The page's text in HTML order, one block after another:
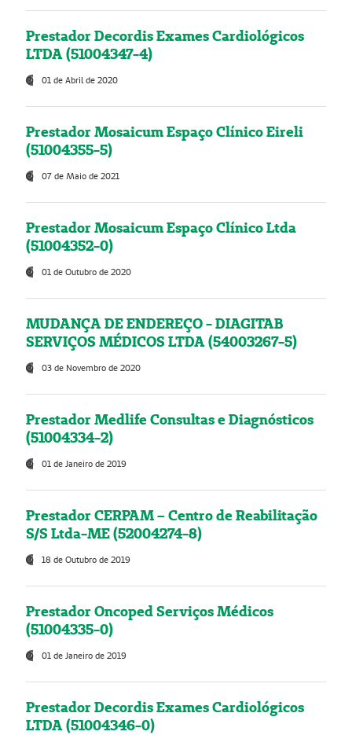
Prestador Decordis Exames Cardiológicos
LTDA (51004347-4)
01 de Abril de 2020
Prestador Mosaicum Espaço Clínico Eireli
(51004355-5)
07 de Maio de 2021
Prestador Mosaicum Espaço Clínico Ltda
(51004352-0)
01 de Outubro de 2020
MUDANÇA DE ENDEREÇO - DIAGITAB
SERVIÇOS MÉDICOS LTDA (54003267-5)
03 de Novembro de 2020
Prestador Medlife Consultas e Diagnósticos
(51004334-2)
01 de Janeiro de 2019
Prestador CERPAM – Centro de Reabilitação
S/S Ltda-ME (52004274-8)
18 de Outubro de 2019
Prestador Oncoped Serviços Médicos
(51004335-0)
01 de Janeiro de 2019
Prestador Decordis Exames Cardiológicos
LTDA (51004346-0)